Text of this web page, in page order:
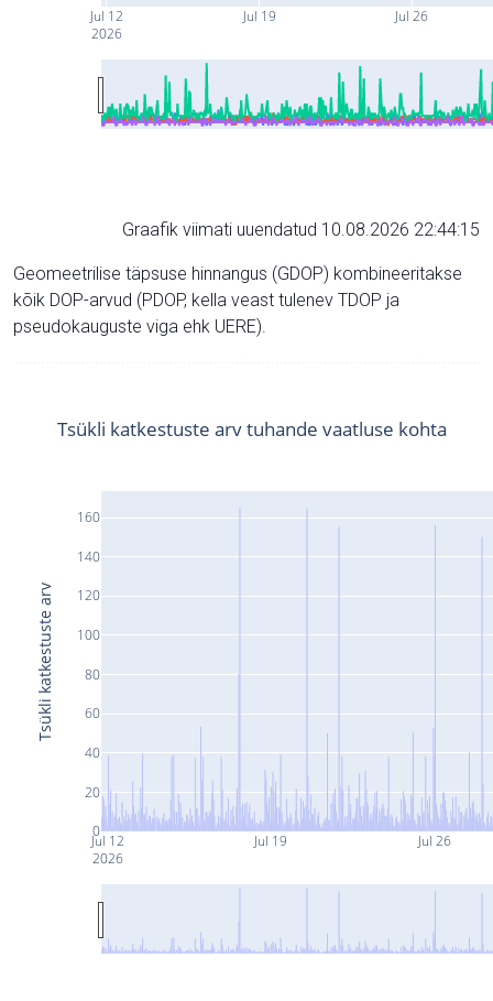
Jul 12
2026
Jul 19 Jul 26
Graafik viimati uuendatud 10.08.2026 22:44:15
Geomeetrilise täpsuse hinnangus (GDOP) kombineeritakse
kõik DOP-arvud (PDOP, kella veast tulenev TDOP ja
pseudokauguste viga ehk UERE).
Jul 12
2026
Jul 19 Jul 26
0
20
40
60
80
100
120
140
160
Tsükli katkestuste arv tuhande vaatluse kohta
Tsükli katkestuste arv